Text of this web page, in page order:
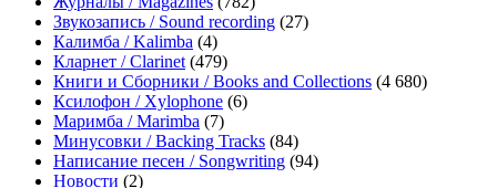
Звукозапись / Sound recording (27)
Калимба / Kalimba (4)
Кларнет / Clarinet (479)
Книги и Сборники / Books and Collections (4 680)
Ксилофон / Xylophone (6)
Маримба / Marimba (7)
Минусовки / Backing Tracks (84)
Написание песен / Songwriting (94)
Новости (2)